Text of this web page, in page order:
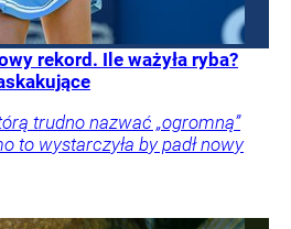
rekord. Ile ważyła ryba?
trudno nazwać „ogromną”
to wystarczyła by padł nowy